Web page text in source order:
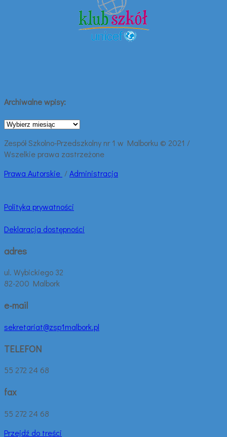
Archiwalne wpisy:
Archiwalne
Zespół Szkolno-Przedszkolny nr 1 w Malborku © 2021 /
Wszelkie prawa zastrzeżone
Prawa Autorskie /Administracja
Polityka prywatności
Deklaracja dostępności
adres
ul. Wybickiego 32
82-200 Malbork
e-mail
sekretariat@zsp1malbork.pl
TELEFON
55 272 24 68
fax
55 272 24 68
Przejdź do treści